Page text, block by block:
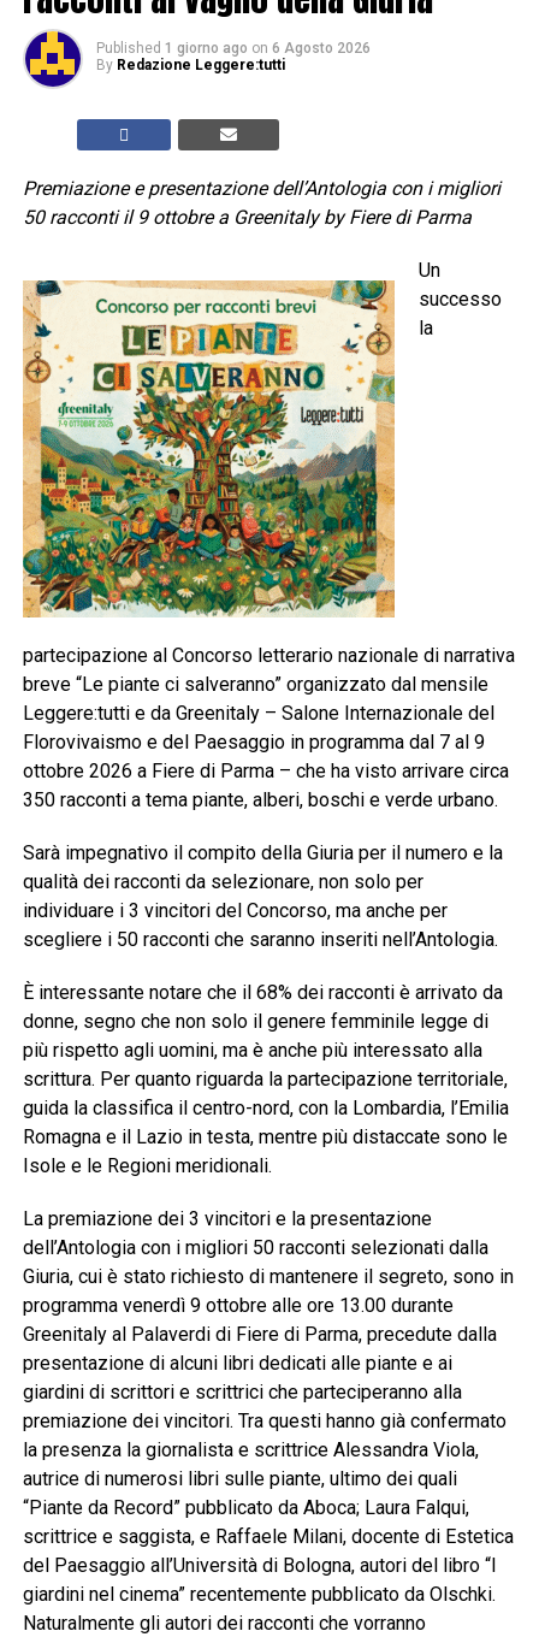
Published 1 giorno ago on 6 Agosto 2026
By Redazione Leggere:tutti
Premiazione e presentazione dell’Antologia con i migliori
50 racconti il 9 ottobre a Greenitaly by Fiere di Parma
Un
successo
la
partecipazione al Concorso letterario nazionale di narrativa
breve “Le piante ci salveranno” organizzato dal mensile
Leggere:tutti e da Greenitaly – Salone Internazionale del
Florovivaismo e del Paesaggio in programma dal 7 al 9
ottobre 2026 a Fiere di Parma – che ha visto arrivare circa
350 racconti a tema piante, alberi, boschi e verde urbano.
Sarà impegnativo il compito della Giuria per il numero e la
qualità dei racconti da selezionare, non solo per
individuare i 3 vincitori del Concorso, ma anche per
scegliere i 50 racconti che saranno inseriti nell’Antologia.
È interessante notare che il 68% dei racconti è arrivato da
donne, segno che non solo il genere femminile legge di
più rispetto agli uomini, ma è anche più interessato alla
scrittura. Per quanto riguarda la partecipazione territoriale,
guida la classifica il centro-nord, con la Lombardia, l’Emilia
Romagna e il Lazio in testa, mentre più distaccate sono le
Isole e le Regioni meridionali.
La premiazione dei 3 vincitori e la presentazione
dell’Antologia con i migliori 50 racconti selezionati dalla
Giuria, cui è stato richiesto di mantenere il segreto, sono in
programma venerdì 9 ottobre alle ore 13.00 durante
Greenitaly al Palaverdi di Fiere di Parma, precedute dalla
presentazione di alcuni libri dedicati alle piante e ai
giardini di scrittori e scrittrici che parteciperanno alla
premiazione dei vincitori. Tra questi hanno già confermato
la presenza la giornalista e scrittrice Alessandra Viola,
autrice di numerosi libri sulle piante, ultimo dei quali
“Piante da Record” pubblicato da Aboca; Laura Falqui,
scrittrice e saggista, e Raffaele Milani, docente di Estetica
del Paesaggio all’Università di Bologna, autori del libro “I
giardini nel cinema” recentemente pubblicato da Olschki.
Naturalmente gli autori dei racconti che vorranno